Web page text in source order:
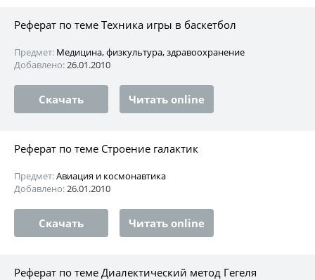
Реферат по теме Техника игры в баскетбол
Предмет: Медицина, физкультура, здравоохранение
Добавлено:26.01.2010
Скачать Читать online
Реферат по теме Строение галактик
Предмет:Авиация и космонавтика
Добавлено:26.01.2010
Скачать Читать online
Реферат по теме Диалектический метод Гегеля